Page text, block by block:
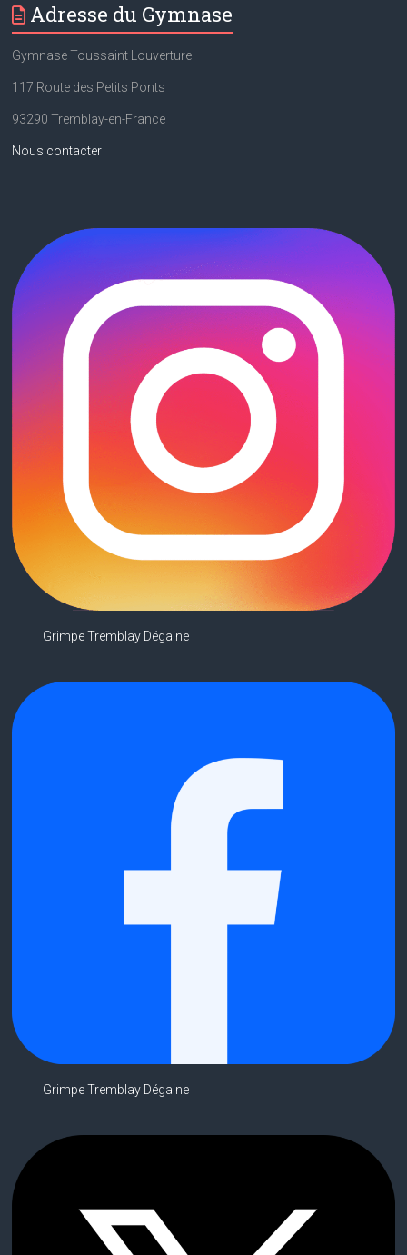
Adresse du Gymnase
Gymnase Toussaint Louverture
117 Route des Petits Ponts
93290 Tremblay-en-France
Nous contacter
Grimpe Tremblay Dégaine
Grimpe Tremblay Dégaine